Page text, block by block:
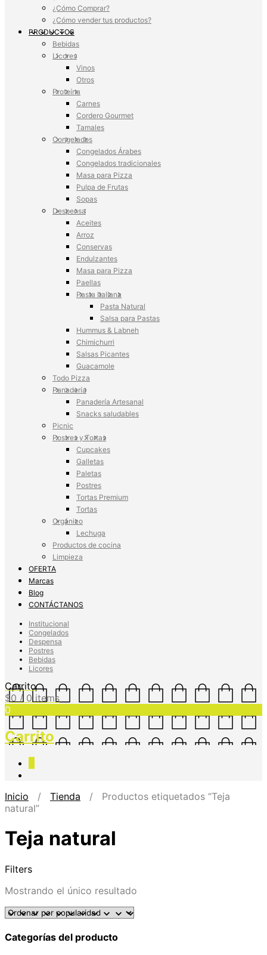
¿Cómo Comprar?
¿Cómo vender tus productos?
PRODUCTOS
Bebidas
Licores
Vinos
Otros
Proteína
Carnes
Cordero Gourmet
Tamales
Congelados
Congelados Árabes
Congelados tradicionales
Masa para Pizza
Pulpa de Frutas
Sopas
Despensa
Aceites
Arroz
Conservas
Endulzantes
Masa para Pizza
Paellas
Pasta Italiana
Pasta Natural
Salsa para Pastas
Hummus & Labneh
Chimichurri
Salsas Picantes
Guacamole
Todo Pizza
Panadería
Panadería Artesanal
Snacks saludables
Picnic
Postres y Tortas
Cupcakes
Galletas
Paletas
Postres
Tortas Premium
Tortas
Orgánico
Lechuga
Productos de cocina
Limpieza
OFERTA
Marcas
Blog
CONTÁCTANOS
Institucional
Congelados
Despensa
Postres
Bebidas
Licores
Carrito
$0 / 0 items
0
Carrito
Inicio / Tienda / Productos etiquetados “Teja
natural”
Teja natural
Filters
Mostrando el único resultado
Categorías del producto